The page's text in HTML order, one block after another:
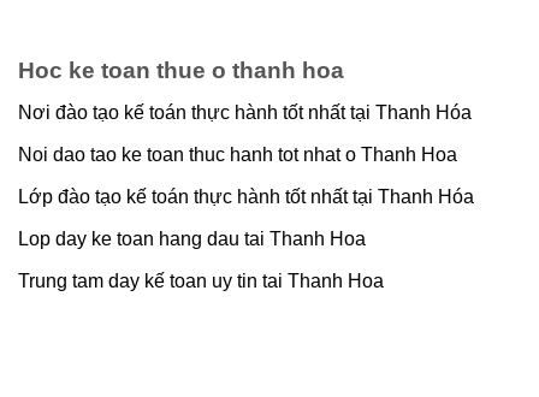
Hoc ke toan thue o thanh hoa
Nơi đào tạo kế toán thực hành tốt nhất tại Thanh Hóa
Noi dao tao ke toan thuc hanh tot nhat o Thanh Hoa
Lớp đào tạo kế toán thực hành tốt nhất tại Thanh Hóa
Lop day ke toan hang dau tai Thanh Hoa
Trung tam day kế toan uy tin tai Thanh Hoa